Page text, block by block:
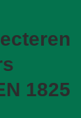
1825